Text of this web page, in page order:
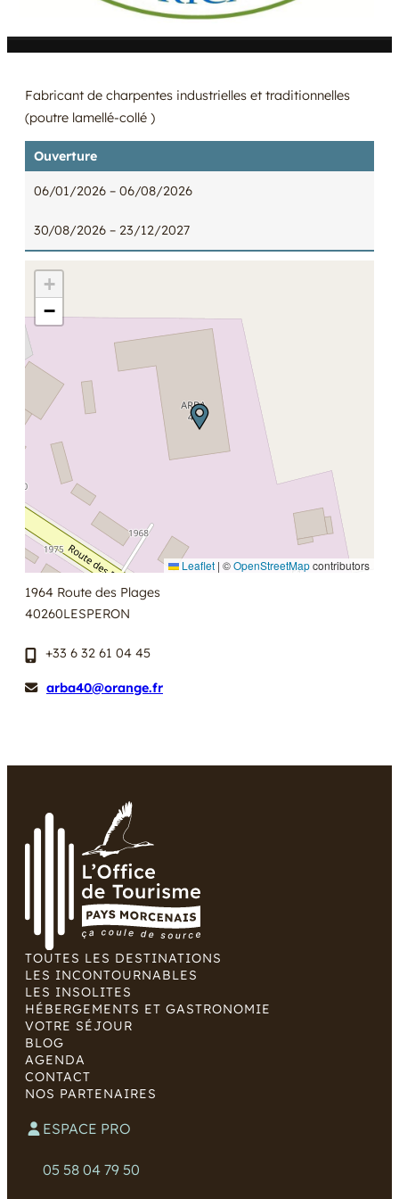
Fabricant de charpentes industrielles et traditionnelles
(poutre lamellé-collé )
Ouverture
06/01/2026 – 06/08/2026
30/08/2026 – 23/12/2027
+
−
Leaflet | ©OpenStreetMapcontributors
1964 Route des Plages
40260LESPERON
+33 6 32 61 04 45
arba40@orange.fr
TOUTES LES DESTINATIONS
LES INCONTOURNABLES
LES INSOLITES
HÉBERGEMENTS ET GASTRONOMIE
VOTRE SÉJOUR
BLOG
AGENDA
CONTACT
NOS PARTENAIRES
ESPACE PRO
05 58 04 79 50